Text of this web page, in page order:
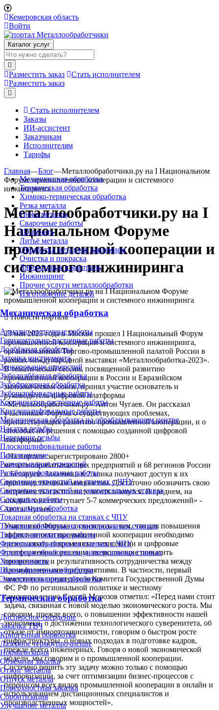
Кемеровская область
Войти
Каталог услуг
Разместить заказ
Стать исполнителем
Разместить заказ
Стать исполнителем
Заказы
ИИ-ассистент
Заказчикам
Исполнителям
Тарифы
Механическая обработка
Термическая обработка
Химико-термическая обработка
Резка металла
Гибка металла
Сварочные работы
3D-печать
Литьё металла
Обработка металлов давлением
Очистка и покраска
Лаборатория и контроль
Инжиниринг
Прочие услуги металлообработки
Изготовление деталей
Механическая обработка
Алмазно-расточные работы
Горизонтально-расточные работы
Долбёжная обработка
Заточка инструмента
Зенкерование отверстий
Зубодолбёжная обработка
Зубофрезерная обработка
Зубошлифовальные работы
Координатно-расточные работы
Круглошлифовальные работы
Механическая обработка на обрабатывающем центре
Накатка резьбы
Нарезание резьбы
Плоскошлифовальные работы
Протягивание
Развертывание отверстий
Резьбошлифовальные работы
Сверление отверстий на станках с ЧПУ
Сверление отверстий на универсальных станках
Слесарные работы
Строгальная обработка
Токарная обработка на станках с ЧПУ
Токарная обработка на универсальных станках
Токарно-автоматные работы
Фрезерная обработка на станках с ЧПУ
Фрезерная обработка на универсальных станках
Хонингование
Шлицефрезерная обработка
Электроэрозионная обработка
Термическая обработка
Дисперсное твердение
Закалка ТВЧ
Криогенная обработка
Лазерное термоупрочнение
Нормализация
Объёмная закалка
Отжиг металла
Отпуск металла
Поверхностная закалка
Сорбитизация
Улучшение металла
Главная—Блог—Металлообработчики.ру на I Национальном
Форуме промышленной кооперации и системного
инжиниринга
Металлообработчики.ру на I
Национальном Форуме
промышленной кооперации и
системного инжиниринга
Новости портала
23 мая 2023 года в Москве прошел I Национальный Форум
промышленной кооперации и системного инжиниринга,
организованный Торгово-промышленной палатой России в
рамках международной выставки «Металлообработка-2023».
В тематической сессии, посвященной развитию
промышленной кооперации в России и Евразийском
экономическом союзе, принял участие основатель и
руководитель цифровой платформы
«Металлообработчики.ру» Антон Чугаев. Он рассказал
участникам Форума о существующих проблемах,
препятствующих развитию промышленной кооперации, и о
способах их решения с помощью созданной цифровой
платформы.
«На портале зарегистрировано 2800+
металлообрабатывающих предприятий и 68 регионов России
и Беларуси. Заказчики в 2 клика получают доступ к их
производственным мощностям. Достаточно обозначить свою
потребность и исполнители откликнутся. В среднем, на
каждый заказ поступает 5-7 коммерческих предложений» -
Антон Чугаев.
Участники Форума согласились с тем, что для повышения
эффективности промышленной кооперации необходимо
использовать современные технологии и цифровые
платформенные решения, позволяющие повысить
прозрачность и результативность сотрудничества между
промышленными предприятиями. В частности, первый
заместитель председателя Комитета Государственной Думы
ФС РФ по региональной политике и местному
самоуправлению Сергей Морозов отметил: «Перед нами стоит
задача, связанная с новой моделью экономического роста. Мы
говорим, прежде всего, о повышении эффективности нашей
экономики, о достижении технологического суверенитета, об
отказе от импортозависимости, говорим о быстром росте
инфраструктуры, о новых подходах в подготовке кадров,
прежде всего инженерных. Говоря о новой экономической
модели, мы говорим и о промышленной кооперации.
Системно решить эту задачу можно только с помощью
цифровизации, за счет оптимизации бизнес-процессов с
переносом всех видов промышленной кооперации в онлайн и
использованием дистанционных специалистов и
производственных мощностей».